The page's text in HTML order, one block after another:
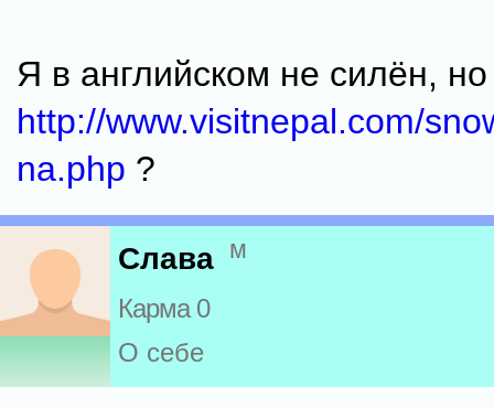
Я в английском не силён,
http://www.visitnepal.com/
na.php ?
Слава м
Карма 0
О себе